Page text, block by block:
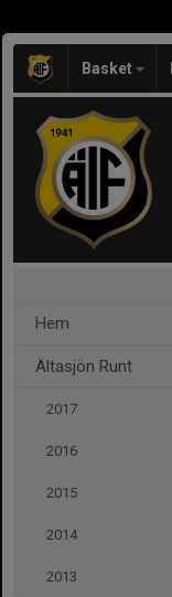
Basket
Hem
Ältasjön Runt
2017
2016
2015
2014
2013